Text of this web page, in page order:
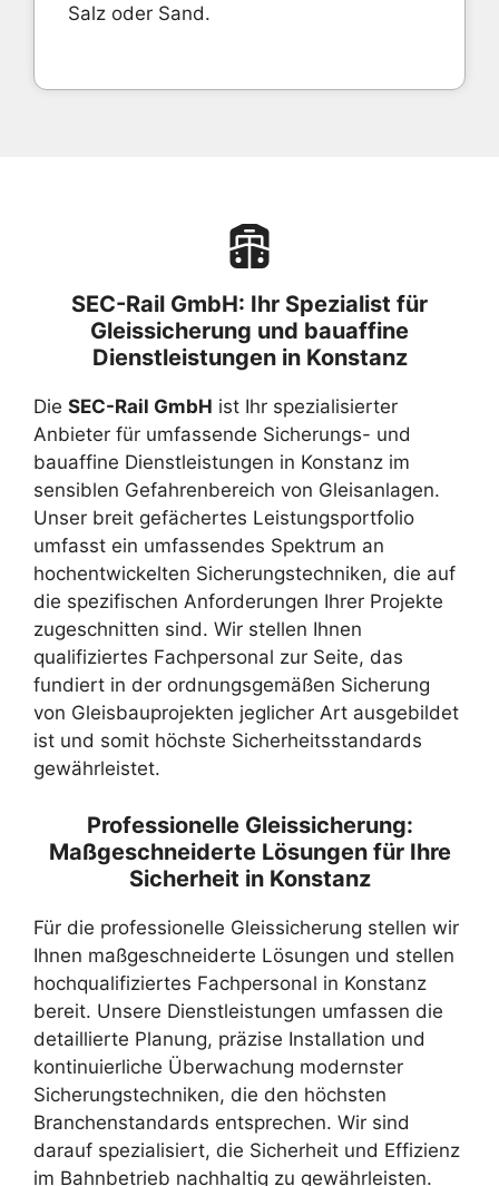
Salz oder Sand.
SEC-Rail GmbH: Ihr Spezialist für
Gleissicherung und bauaffine
Dienstleistungen in Konstanz
Die SEC-Rail GmbH ist Ihr spezialisierter
Anbieter für umfassende Sicherungs- und
bauaffine Dienstleistungen in Konstanz im
sensiblen Gefahrenbereich von Gleisanlagen.
Unser breit gefächertes Leistungsportfolio
umfasst ein umfassendes Spektrum an
hochentwickelten Sicherungstechniken, die auf
die spezifischen Anforderungen Ihrer Projekte
zugeschnitten sind. Wir stellen Ihnen
qualifiziertes Fachpersonal zur Seite, das
fundiert in der ordnungsgemäßen Sicherung
von Gleisbauprojekten jeglicher Art ausgebildet
ist und somit höchste Sicherheitsstandards
gewährleistet.
Professionelle Gleissicherung:
Maßgeschneiderte Lösungen für Ihre
Sicherheit in Konstanz
Für die professionelle Gleissicherung stellen wir
Ihnen maßgeschneiderte Lösungen und stellen
hochqualifiziertes Fachpersonal in Konstanz
bereit. Unsere Dienstleistungen umfassen die
detaillierte Planung, präzise Installation und
kontinuierliche Überwachung modernster
Sicherungstechniken, die den höchsten
Branchenstandards entsprechen. Wir sind
darauf spezialisiert, die Sicherheit und Effizienz
im Bahnbetrieb nachhaltig zu gewährleisten.